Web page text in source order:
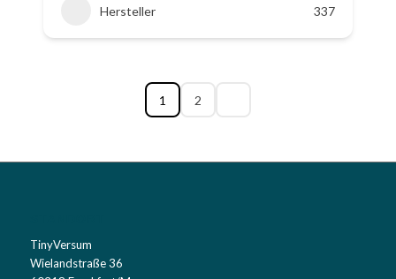
Hersteller 337
1 2
TinyVersum
Wielandstraße 36